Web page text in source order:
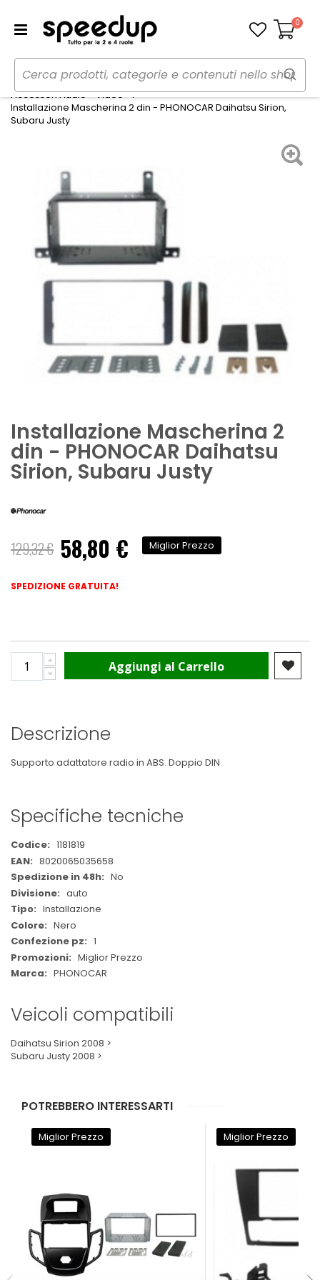
Carrello
0
Home Auto
Audio elettronica mobile
Accessori Audio - Video
Installazione Mascherina 2 din - PHONOCAR Daihatsu Sirion,
Subaru Justy
Installazione Mascherina 2
din - PHONOCAR Daihatsu
Sirion, Subaru Justy
129,32 € Prezzo
speciale
58,80 € Miglior Prezzo
SPEDIZIONE GRATUITA!
Aggiungi al Carrello
Descrizione
Supporto adattatore radio in ABS. Doppio DIN
Specifiche tecniche
Maggiori
Informazioni
1181819
8020065035658
No
auto
Installazione
Nero
1
Miglior Prezzo
PHONOCAR
Veicoli compatibili
Daihatsu Sirion 2008 >
Subaru Justy 2008 >
POTREBBERO INTERESSARTI
Miglior Prezzo Miglior Prezzo